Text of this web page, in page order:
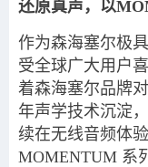
还原真声，以
作为森海塞尔极
受全球广大用户
着森海塞尔品牌
年声学技术沉淀
续在无线音频体
MOMENTUM 系